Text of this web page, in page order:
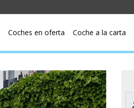
Coches en oferta Coche a la carta